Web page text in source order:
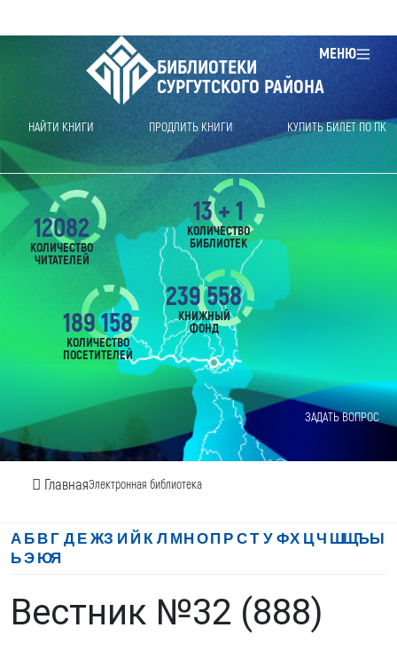
МЕНЮ
БИБЛИОТЕКИ
СУРГУТСКОГО РАЙОНА
НАЙТИ КНИГИ ПРОДЛИТЬ КНИГИ КУПИТЬ БИЛЕТ ПО ПК
ЗАДАТЬ ВОПРОС
ГлавнаяЭлектронная библиотека
12082
КОЛИЧЕСТВО
ЧИТАТЕЛЕЙ
189 158
КОЛИЧЕСТВО
ПОСЕТИТЕЛЕЙ
239 558
КНИЖНЫЙ
ФОНД
13 + 1
КОЛИЧЕСТВО
БИБЛИОТЕК
АБВГ ДЕЖЗ И Й К Л МНОП РСТ УФХ ЦЧ ШЩЪЫ
ЬЭЮЯ
Вестник №32 (888)